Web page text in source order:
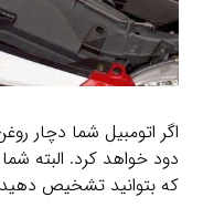
اگر اتومبیل شما دچار
دود خواهد کرد. البته
که بتوانید تشخیص